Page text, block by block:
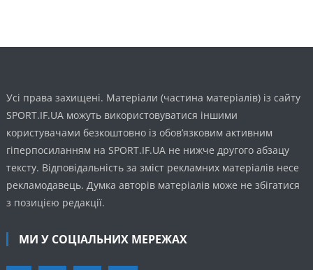
Усі права захищені. Матеріали (частина матеріалів) із сайту
SPORT.IF.UA можуть використовуватися іншими
користувачами безкоштовно із обов’язковим активним
гіперпосиланням на SPORT.IF.UA не нижче другого абзацу
тексту. Відповідальність за зміст рекламних матеріалів несе
рекламодавець. Думка авторів матеріалів може не збігатися
з позицією редакції.
МИ У СОЦІАЛЬНИХ МЕРЕЖАХ